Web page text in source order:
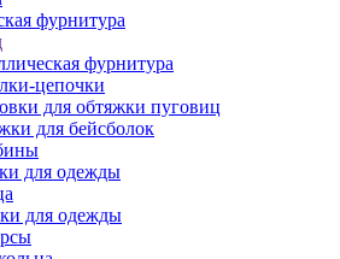
фурнитура
фурнитура
цепочки
для обтяжки пуговиц
для бейсболок
для одежды
для одежды